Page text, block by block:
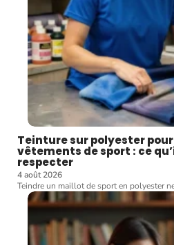
Teinture sur polyester
vêtements de sport : ce
respecter
4 août 2026
Teindre un maillot de sport en polyester